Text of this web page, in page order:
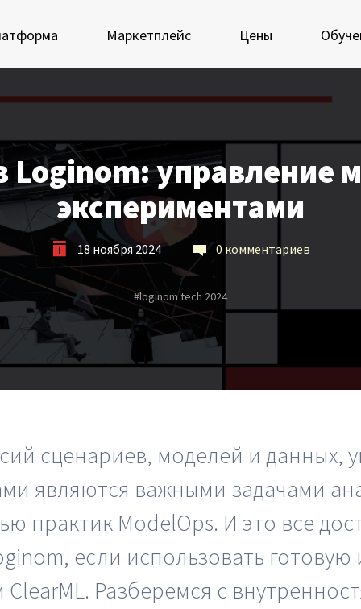
Маркетплейс Цены
Loginom
аналитиков
специалистов
и ответы
решения
старт
Мастерская Loginom
Кубок Loginom
Клиенты
Проекты
Блог
Вики
Партнерский портал
Академическая
программа
Новости
Loginom: управление
экспериментами
18 ноября 2024 0 комментариев
#loginom tech 2024
сценариев, моделей и данных,
являются важными задачами
практик ModelOps. И это все
если использовать готовую
Разберемся с